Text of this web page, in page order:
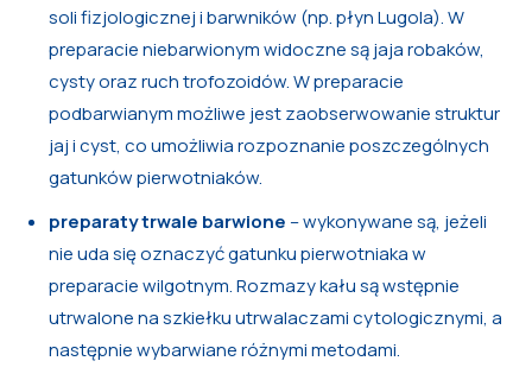
soli fizjologicznej i barwników (np. płyn Lugola). W
preparacie niebarwionym widoczne są jaja robaków,
cysty oraz ruch trofozoidów. W preparacie
podbarwianym możliwe jest zaobserwowanie struktur
jaj i cyst, co umożliwia rozpoznanie poszczególnych
gatunków pierwotniaków.
preparaty trwale barwione – wykonywane są, jeżeli
nie uda się oznaczyć gatunku pierwotniaka w
preparacie wilgotnym. Rozmazy kału są wstępnie
utrwalone na szkiełku utrwalaczami cytologicznymi, a
następnie wybarwiane różnymi metodami.